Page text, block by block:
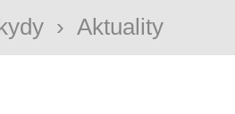
› Aktuality